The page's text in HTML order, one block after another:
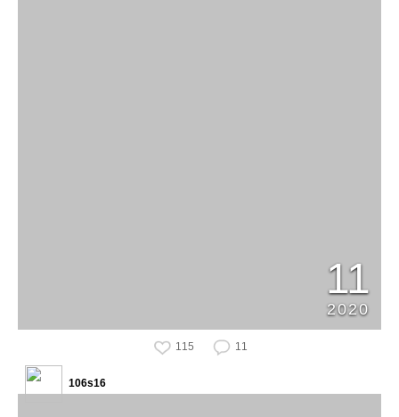
11
2020
115 11
106s16